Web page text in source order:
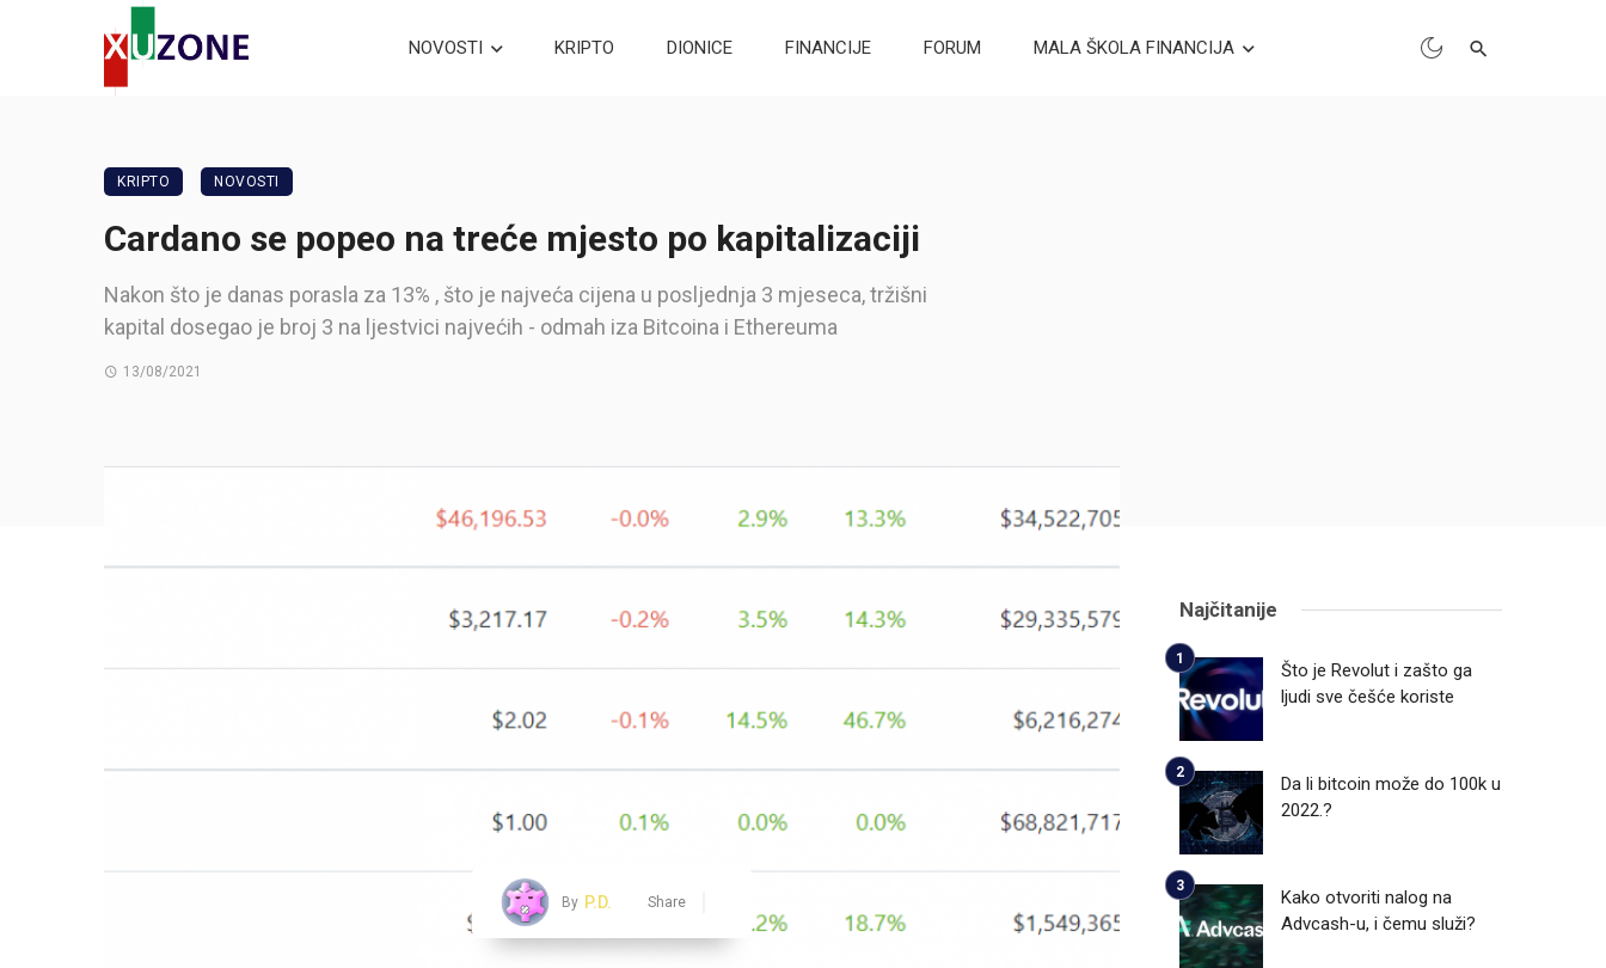
NOVOSTI KRIPTO DIONICE FINANCIJE FORUM MALA ŠKOLA FINANCIJA
KRIPTO NOVOSTI
Cardano se popeo na treće mjesto po kapitalizaciji
Nakon što je danas porasla za 13% , što je najveća cijena u posljednja 3 mjeseca, tržišni
kapital dosegao je broj 3 na ljestvici najvećih - odmah iza Bitcoina i Ethereuma
13/08/2021
By P.D. Share
Najčitanije
Što je Revolut i zašto ga
ljudi sve češće koriste
Da li bitcoin može do 100k u
2022.?
Kako otvoriti nalog na
Advcash-u, i čemu služi?